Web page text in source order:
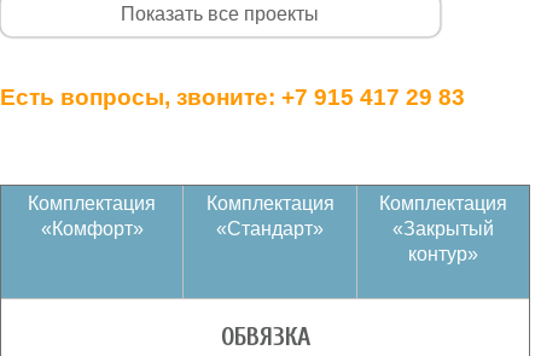
Показать все проекты
Есть вопросы, звоните: +7 915 417 29 83
Комплектация
«Комфорт»
Комплектация
«Стандарт»
Комплектация
«Закрытый
контур»
ОБВЯЗКА